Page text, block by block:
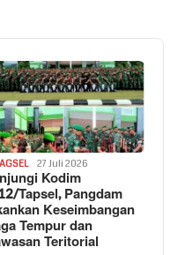
27 Juli 2026
Kodim
Tapsel, Pangdam
Keseimbangan
Tempur dan
Teritorial